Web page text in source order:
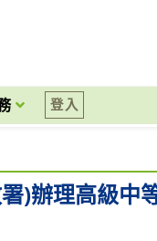
登入
)辦理高級